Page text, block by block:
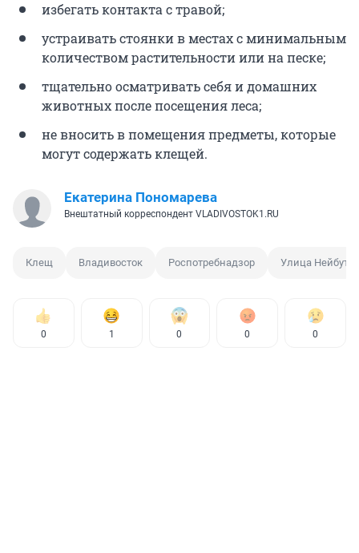
избегать контакта с травой;
устраивать стоянки в местах с минимальным
количеством растительности или на песке;
тщательно осматривать себя и домашних
животных после посещения леса;
не вносить в помещения предметы, которые
могут содержать клещей.
Екатерина Пономарева
Внештатный корреспондент VLADIVOSTOK1.RU
Клещ Владивосток Роспотребнадзор Улица Нейбута
0 1 0 0 0